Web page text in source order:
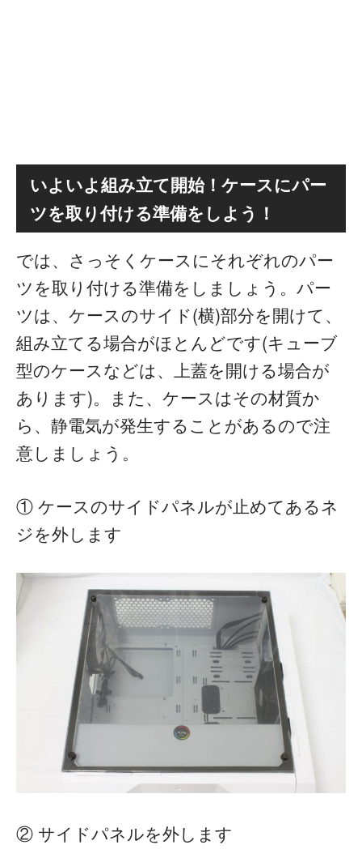
いよいよ組み立て開始！ケースにパー
ツを取り付ける準備をしよう！
では、さっそくケースにそれぞれのパー
ツを取り付ける準備をしましょう。 パー
ツは、ケースのサイド(横)部分を開けて、
組み立てる場合がほとんどです(キューブ
型のケースなどは、上蓋を開ける場合が
あります)。また、ケースはその材質か
ら、静電気が発生することがあるので注
意しましょう。
① ケースのサイドパネルが止めてあるネ
ジを外します
② サイドパネルを外します